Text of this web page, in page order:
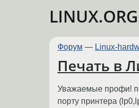
Форум — Linux-
Печать в
Уважаемые профи!
порту принтера